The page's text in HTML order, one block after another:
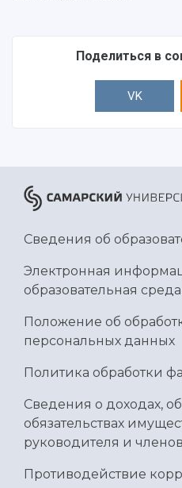
Поделиться в
VK
Сведения об
Электронная
образовательная среда
Положение об
персональных данных
Политика обработки
Сведения о доходах,
обязательствах
руководителя и
Противодействие